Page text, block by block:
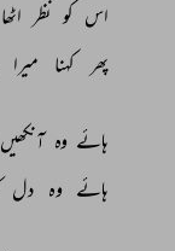
اس کو نظر اٹھا
پھر
کہنا میرا
ہائے وہ آنکھیں
ہائے وہ دل